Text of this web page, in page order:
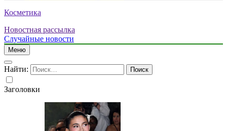
Косметика
Новостная рассылка
Случайные новости
Меню
Найти:
Заголовки